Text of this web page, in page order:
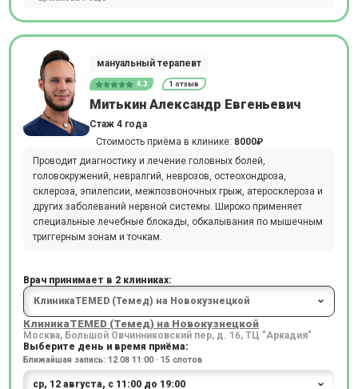
мануальный терапевт
4.3 1 отзыв
Митькин Александр Евгеньевич
Стаж 4 года
Стоимость приёма в клинике: 8000₽
Проводит диагностику и лечение головных болей,
головокружений, невралгий, неврозов, остеохондроза,
склероза, эпилепсии, межпозвоночных грыж, атеросклероза и
других заболеваний нервной системы. Широко применяет
специальные лечебные блокады, обкалывания по мышечным
триггерным зонам и точкам.
Врач принимает в 2 клиниках:
КлиникаTEMED (Темед) на Новокузнецкой
Москва, Большой Овчинниковский пер, д. 16, ТЦ "Аркадия"
Выберите день и время приёма:
Ближайшая запись: 12.08 11:00 · 15 слотов